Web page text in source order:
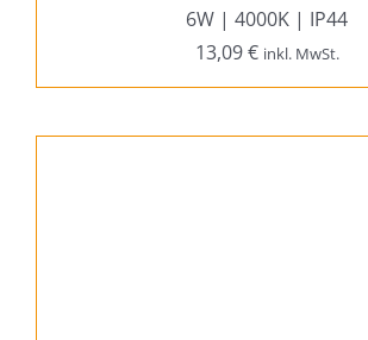
6W | 4000K | IP44
13,09€ inkl. MwSt.